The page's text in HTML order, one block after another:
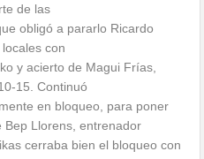
de las
obligó a pararlo Ricardo
con
y acierto de Magui Frías,
15. Continuó
en bloqueo, para poner
Bep Llorens, entrenador
cerraba bien el bloqueo con